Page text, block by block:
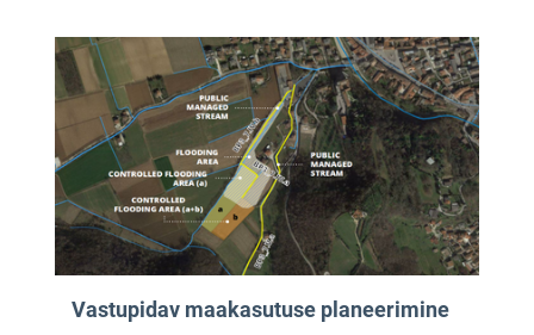
Vastupidav maakasutuse planeerimine